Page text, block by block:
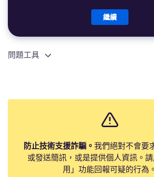
繼續
問題工具
防止技術支援詐騙。 我們絕對不會要
或發送簡訊，或是提供個人資訊。
用」功能回報可疑的行為。